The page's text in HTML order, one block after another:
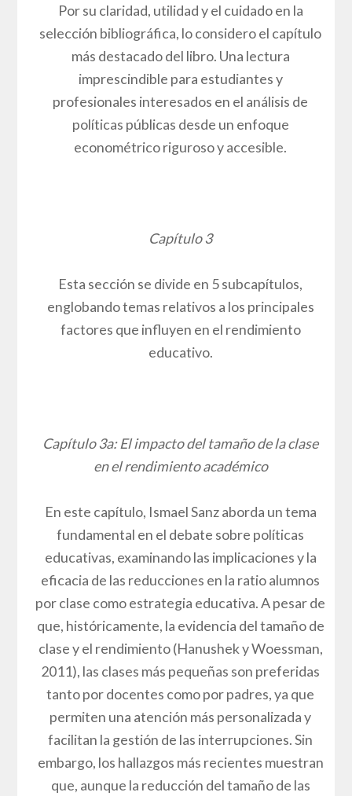
Por su claridad, utilidad y el cuidado en la
selección bibliográfica, lo considero el capítulo
más destacado del libro. Una lectura
imprescindible para estudiantes y
profesionales interesados en el análisis de
políticas públicas desde un enfoque
econométrico riguroso y accesible.
Capítulo 3
Esta sección se divide en 5 subcapítulos,
englobando temas relativos a los principales
factores que influyen en el rendimiento
educativo.
Capítulo 3a: El impacto del tamaño de la clase
en el rendimiento académico
En este capítulo, Ismael Sanz aborda un tema
fundamental en el debate sobre políticas
educativas, examinando las implicaciones y la
eficacia de las reducciones en la ratio alumnos
por clase como estrategia educativa. A pesar de
que, históricamente, la evidencia del tamaño de
clase y el rendimiento (Hanushek y Woessman,
2011), las clases más pequeñas son preferidas
tanto por docentes como por padres, ya que
permiten una atención más personalizada y
facilitan la gestión de las interrupciones. Sin
embargo, los hallazgos más recientes muestran
que, aunque la reducción del tamaño de las